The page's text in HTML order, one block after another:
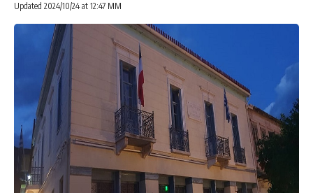
Updated 2024/10/24 at 12:47 ΜΜ